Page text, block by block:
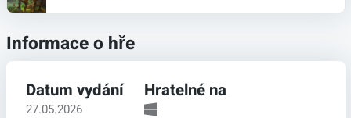
Informace o hře
Datum vydání
27.05.2026
Hratelné na